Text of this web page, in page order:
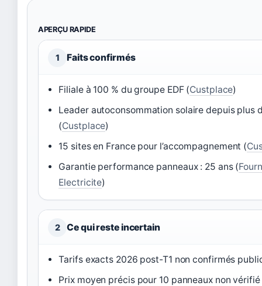
APERÇU RAPIDE
1 Faits confirmés
Filiale à 100 % du groupe EDF (Custplace)
Leader autoconsommation solaire depuis plus
(Custplace)
15 sites en France pour l’accompagnement (
Garantie performance panneaux : 25 ans (
Electricite)
2 Ce qui reste incertain
Tarifs exacts 2026 post-T1 non confirmés
Prix moyen précis pour 10 panneaux non